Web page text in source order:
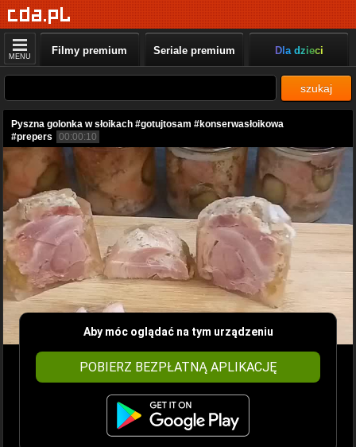
MENU Filmy premium Seriale premium Dla dzieci
szukaj
Pyszna golonka w słoikach #gotujtosam #konserwasłoikowa
#prepers
00:00:10
Aby móc oglądać na tym urządzeniu
POBIERZ BEZPŁATNĄ APLIKACJĘ